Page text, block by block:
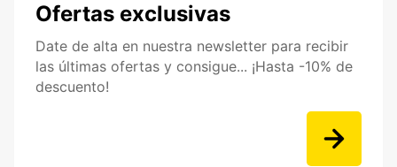
Ofertas exclusivas
Date de alta en nuestra newsletter para recibir
las últimas ofertas y consigue... ¡Hasta -10% de
descuento!